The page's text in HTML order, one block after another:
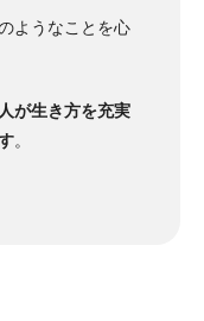
ようなことを心
が生き方を充実
。